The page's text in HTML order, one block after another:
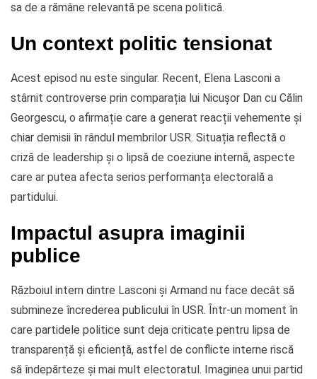
sa de a rămâne relevantă pe scena politică.
Un context politic tensionat
Acest episod nu este singular. Recent, Elena Lasconi a
stârnit controverse prin comparația lui Nicușor Dan cu Călin
Georgescu, o afirmație care a generat reacții vehemente și
chiar demisii în rândul membrilor USR. Situația reflectă o
criză de leadership și o lipsă de coeziune internă, aspecte
care ar putea afecta serios performanța electorală a
partidului.
Impactul asupra imaginii
publice
Războiul intern dintre Lasconi și Armand nu face decât să
submineze încrederea publicului în USR. Într-un moment în
care partidele politice sunt deja criticate pentru lipsa de
transparență și eficiență, astfel de conflicte interne riscă
să îndepărteze și mai mult electoratul. Imaginea unui partid